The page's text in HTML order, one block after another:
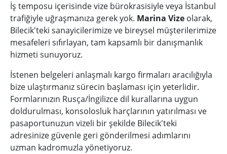
İş temposu içerisinde vize bürokrasisiyle veya İstanbul
trafiğiyle uğraşmanıza gerek yok. Marina Vize olarak,
Bilecik'teki sanayicilerimize ve bireysel müşterilerimize
mesafeleri sıfırlayan, tam kapsamlı bir danışmanlık
hizmeti sunuyoruz.
İstenen belgeleri anlaşmalı kargo firmaları aracılığıyla
bize ulaştırmanız sürecin başlaması için yeterlidir.
Formlarınızın Rusça/İngilizce dil kurallarına uygun
doldurulması, konsolosluk harçlarının yatırılması ve
pasaportunuzun vizeli bir şekilde Bilecik'teki
adresinize güvenle geri gönderilmesi adımlarını
uzman kadromuzla yönetiyoruz.